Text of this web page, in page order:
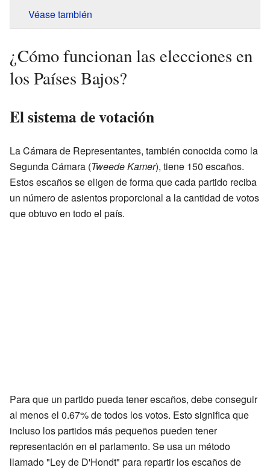
Véase también
¿Cómo funcionan las elecciones en
los Países Bajos?
El sistema de votación
La Cámara de Representantes, también conocida como la
Segunda Cámara (Tweede Kamer), tiene 150 escaños.
Estos escaños se eligen de forma que cada partido reciba
un número de asientos proporcional a la cantidad de votos
que obtuvo en todo el país.
Para que un partido pueda tener escaños, debe conseguir
al menos el 0.67% de todos los votos. Esto significa que
incluso los partidos más pequeños pueden tener
representación en el parlamento. Se usa un método
llamado "Ley de D'Hondt" para repartir los escaños de